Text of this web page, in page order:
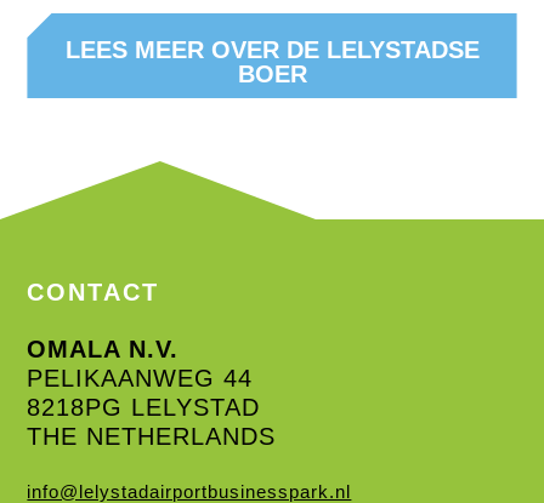
LEES MEER OVER DE LELYSTADSE
BOER
CONTACT
OMALA N.V.
PELIKAANWEG 44
8218PG LELYSTAD
THE NETHERLANDS
info@lelystadairportbusinesspark.nl